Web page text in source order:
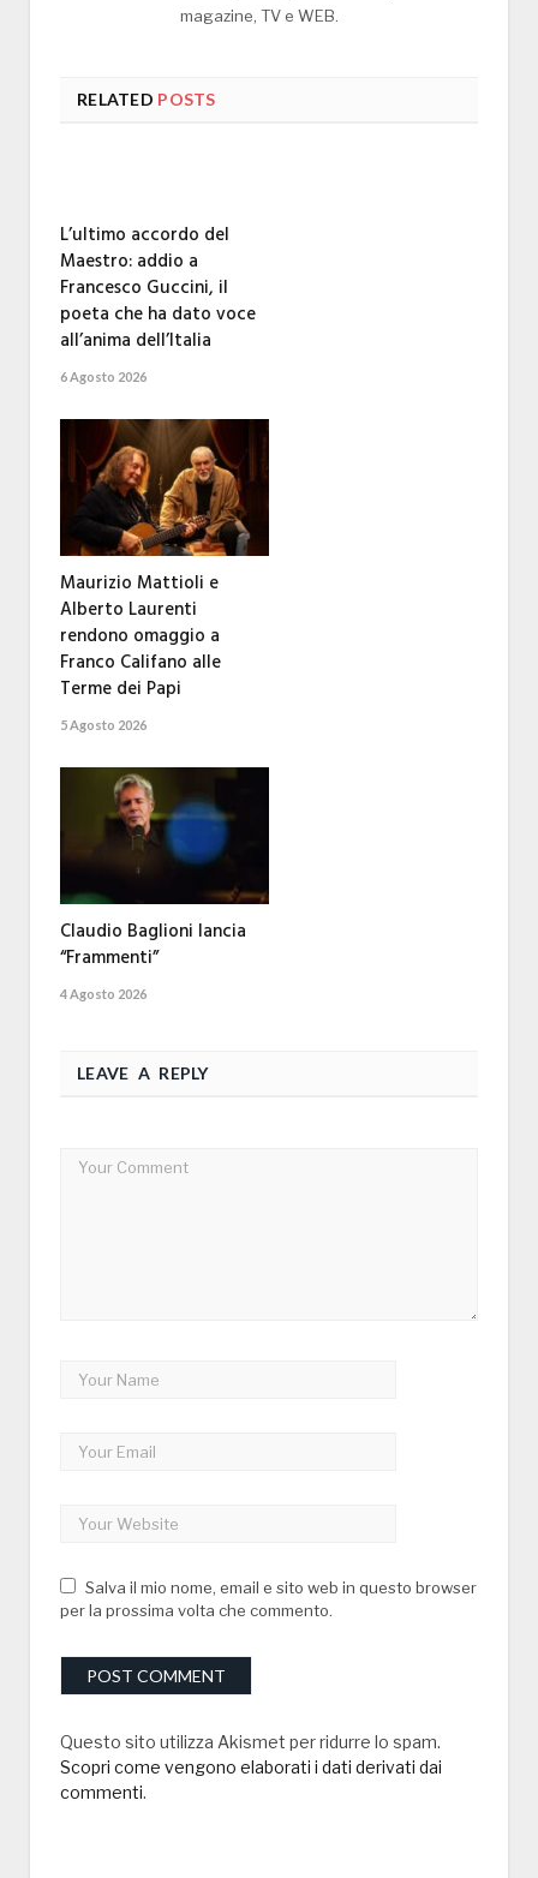
magazine, TV e WEB.
RELATED POSTS
L’ultimo accordo del
Maestro: addio a
Francesco Guccini, il
poeta che ha dato voce
all’anima dell’Italia
6 Agosto 2026
Maurizio Mattioli e
Alberto Laurenti
rendono omaggio a
Franco Califano alle
Terme dei Papi
5 Agosto 2026
Claudio Baglioni lancia
“Frammenti”
4 Agosto 2026
LEAVE A REPLY
Salva il mio nome, email e sito web in questo browser
per la prossima volta che commento.
Questo sito utilizza Akismet per ridurre lo spam.
Scopri come vengono elaborati i dati derivati dai
commenti.